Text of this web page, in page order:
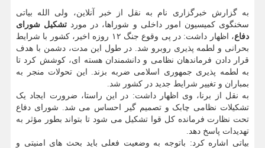
به گزارش خبرگزاری نام به نقل از خبر آنلاین، ولی الله بیاتی
سخنگوی کمیسیون امور داخلی و شوراها، در مورد تشکیل شورای
دفاع
، اظهار داشت: در پی وقوع جنگ ۱۲ روزه اخیر، کشور با شرایط
بحرانی و لطمه پذیری روبرو شد. در طول این مدت، دشمن با هدف
قرار دادن فرماندهان نظامی و دانشمندان هسته ای، کوشش کرد تا
به لطمه پذیری جمهوری اسلامی ضربه بزند. این تحولات منجر به
بمباران و تغییر شرایط جدید در کشور شد.
به نقل از برنا، وی اظهار داشت: در این راستا، ضرورت ایجاد یک
تشکیلات نظامی چابک و تصمیم گیر احساس می شد. شورای دفاع
تحت نظارت فرمانده کل قوا تشکیل می شود تا بتواند بطور مؤثر به
تهدیدات پاسخ دهد.
بیاتی اشاره کرد: باتوجه به وضعیت فعلی باید بحث های امنیتی و